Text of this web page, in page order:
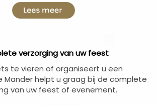
verzorging van uw feest
te vieren of organiseert u een
Mander helpt u graag bij de complete
van uw feest of evenement.